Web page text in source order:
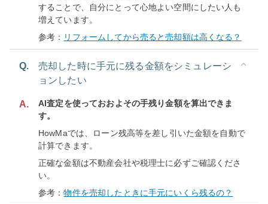
することで、自分にとって心地よい空間にしたい人も
増えています。
参考： リフォームしてから売ると売却額は高くなる？
Q.
売却した時に手元に残る金額をシミュレーシ
ョンしたい
A.
AI査定を使っておおよその手残り金額を算出できま
す。
HowMaでは、ローン残高等を差し引いた金額を自動で
計算できます。
正確な金額は不動産会社や税理士に必ずご確認くださ
い。
参考：物件を売却したときに手元にいくら残るの？